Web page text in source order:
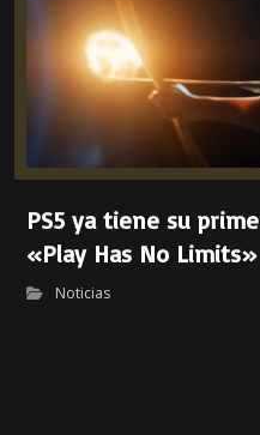
PS5 ya tiene su
«Play Has No Limits»
Noticias